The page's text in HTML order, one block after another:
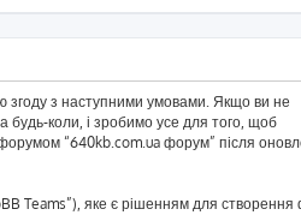
згоду з наступними умовами. Якщо ви не
будь-коли, і зробимо усе для того, щоб
“640kb.com.ua форум” після
Teams”), яке є рішенням для створення